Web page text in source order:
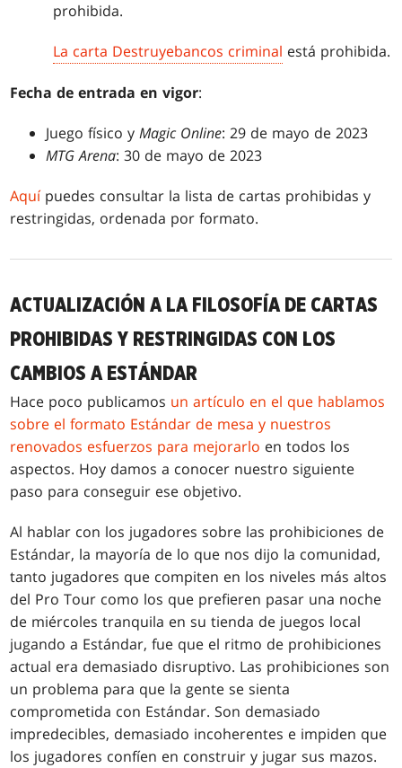
prohibida.
La carta Destruyebancos criminal está prohibida.
Fecha de entrada en vigor:
Juego físico yMagic Online: 29 de mayo de 2023
MTG Arena: 30 de mayo de 2023
Aquípuedes consultar la lista de cartas prohibidas y
restringidas, ordenada por formato.
ACTUALIZACIÓN A LA FILOSOFÍA DE CARTAS
PROHIBIDAS Y RESTRINGIDAS CON LOS
CAMBIOS A ESTÁNDAR
Hace poco publicamos un artículo en el que hablamos
sobre el formato Estándar de mesa y nuestros
renovados esfuerzos para mejorarlo en todos los
aspectos. Hoy damos a conocer nuestro siguiente
paso para conseguir ese objetivo.
Al hablar con los jugadores sobre las prohibiciones de
Estándar, la mayoría de lo que nos dijo la comunidad,
tanto jugadores que compiten en los niveles más altos
del Pro Tour como los que prefieren pasar una noche
de miércoles tranquila en su tienda de juegos local
jugando a Estándar, fue que el ritmo de prohibiciones
actual era demasiado disruptivo. Las prohibiciones son
un problema para que la gente se sienta
comprometida con Estándar. Son demasiado
impredecibles, demasiado incoherentes e impiden que
los jugadores confíen en construir y jugar sus mazos.